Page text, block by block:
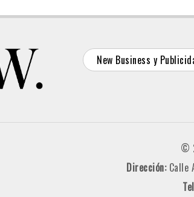
New Business y
©
Dirección: Calle